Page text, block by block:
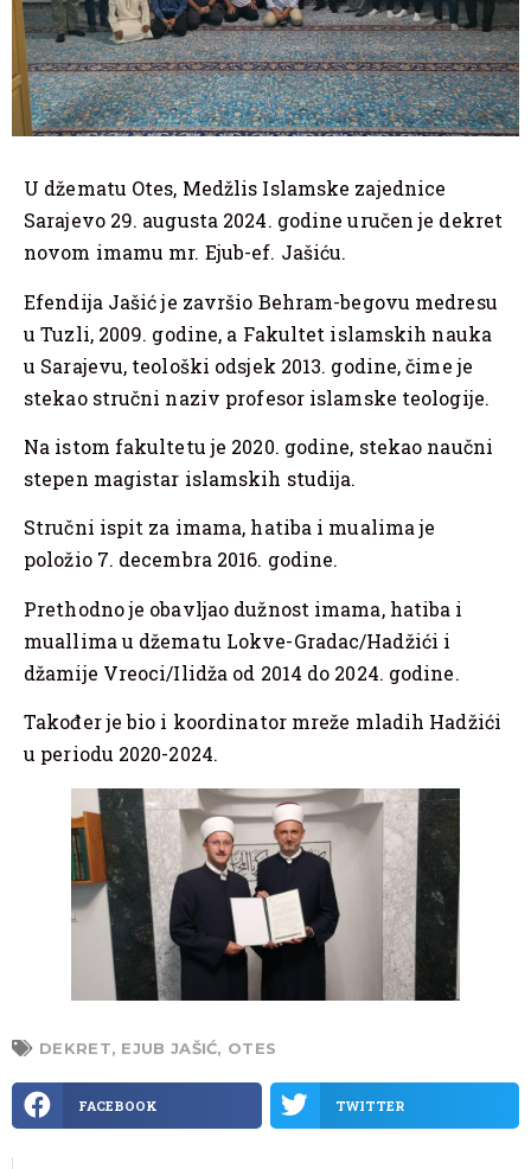
U džematu Otes, Medžlis Islamske zajednice
Sarajevo 29. augusta 2024. godine uručen je dekret
novom imamu mr. Ejub-ef. Jašiću.
Efendija Jašić je završio Behram-begovu medresu
u Tuzli, 2009. godine, a Fakultet islamskih nauka
u Sarajevu, teološki odsjek 2013. godine, čime je
stekao stručni naziv profesor islamske teologije.
Na istom fakultetu je 2020. godine, stekao naučni
stepen magistar islamskih studija.
Stručni ispit za imama, hatiba i mualima je
položio 7. decembra 2016. godine.
Prethodno je obavljao dužnost imama, hatiba i
muallima u džematu Lokve-Gradac/Hadžići i
džamije Vreoci/Ilidža od 2014 do 2024. godine.
Također je bio i koordinator mreže mladih Hadžići
u periodu 2020-2024.
DEKRET, EJUB JAŠIĆ, OTES
FACEBOOK TWITTER